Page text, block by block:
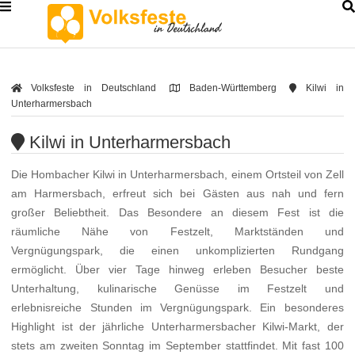
Volksfeste in Deutschland Baden-Württemberg
Kilwi in
Unterharmersbach
Kilwi in Unterharmersbach
Die Hombacher Kilwi in Unterharmersbach, einem Ortsteil von Zell
am Harmersbach, erfreut sich bei Gästen aus nah und fern
großer Beliebtheit. Das Besondere an diesem Fest ist die
räumliche Nähe von Festzelt, Marktständen und
Vergnügungspark, die einen unkomplizierten Rundgang
ermöglicht. Über vier Tage hinweg erleben Besucher beste
Unterhaltung, kulinarische Genüsse im Festzelt und
erlebnisreiche Stunden im Vergnügungspark. Ein besonderes
Highlight ist der jährliche Unterharmersbacher Kilwi-Markt, der
stets am zweiten Sonntag im September stattfindet. Mit fast 100